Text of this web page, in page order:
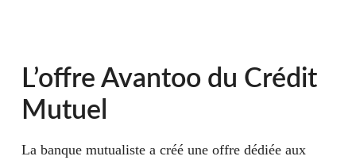
L’offre Avantoo du Crédit
Mutuel
La banque mutualiste a créé une offre dédiée aux